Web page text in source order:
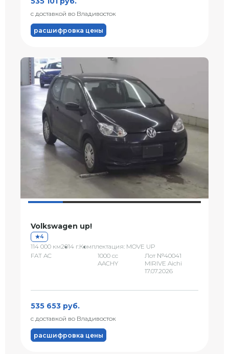
с доставкой во Владивосток
расшифровка цены
Volkswagen up!
4
114 000 км2014 г.Комплектация: MOVE UP
FAT AC
1000 сс
AACHY
Лот №40041
MIRIVE Aichi
17.07.2026
535 653 руб.
с доставкой во Владивосток
расшифровка цены